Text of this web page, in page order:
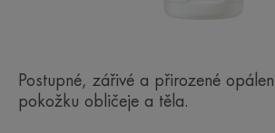
Postupné, zářivé a přirozené
pokožku obličeje a těla.